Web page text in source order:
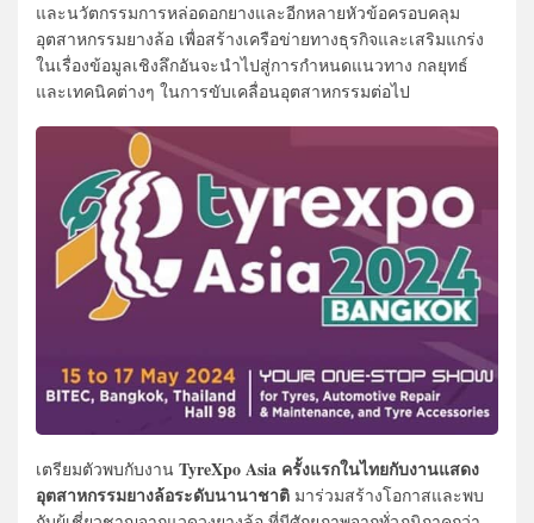
และนวัตกรรมการหล่อดอกยางและอีกหลายหัวข้อครอบคลุม
อุตสาหกรรมยางล้อ เพื่อสร้างเครือข่ายทางธุรกิจและเสริมแกร่ง
ในเรื่องข้อมูลเชิงลึกอันจะนำไปสู่การกำหนดแนวทาง กลยุทธ์
และเทคนิคต่างๆ ในการขับเคลื่อนอุตสาหกรรมต่อไป
เตรียมตัวพบกับงาน TyreXpo Asia ครั้งแรกในไทยกับงานแสดง
อุตสาหกรรมยางล้อระดับนานาชาติ มาร่วมสร้างโอกาสและพบ